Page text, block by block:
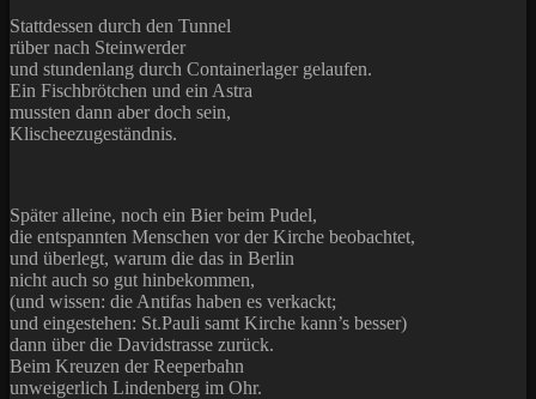
Stattdessen durch den Tunnel
rüber nach Steinwerder
und stundenlang durch Containerlager gelaufen.
Ein Fischbrötchen und ein Astra
mussten dann aber doch sein,
Klischeezugeständnis.
Später alleine, noch ein Bier beim Pudel,
die entspannten Menschen vor der Kirche beobachtet,
und überlegt, warum die das in Berlin
nicht auch so gut hinbekommen,
(und wissen: die Antifas haben es verkackt;
und eingestehen: St.Pauli samt Kirche kann’s besser)
dann über die Davidstrasse zurück.
Beim Kreuzen der Reeperbahn
unweigerlich Lindenberg im Ohr.